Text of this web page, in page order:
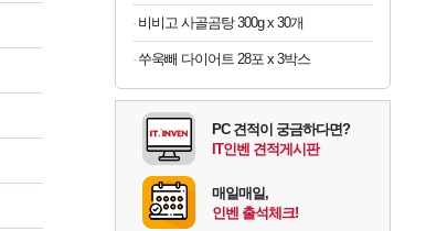
비비고 사골곰탕 300g x 30개
쑤욱빼 다이어트 28포 x 3박스
PC 견적이 궁금하다면?
IT인벤 견적게시판
매일매일,
인벤 출석체크!